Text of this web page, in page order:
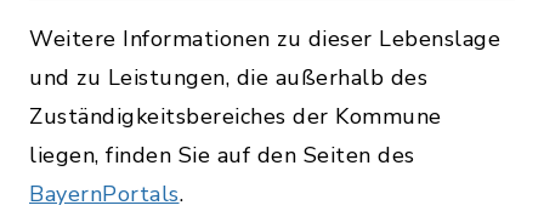
Weitere Informationen zu dieser Lebenslage
und zu Leistungen, die außerhalb des
Zuständigkeitsbereiches der Kommune
liegen, finden Sie auf den Seiten des
BayernPortals.